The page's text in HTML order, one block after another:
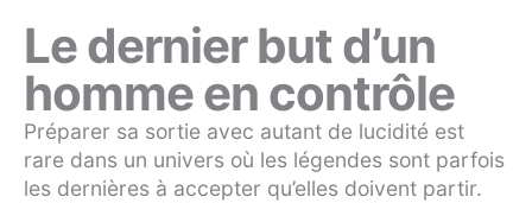
Le dernier but d’un
homme en contrôle
Préparer sa sortie avec autant de lucidité est
rare dans un univers où les légendes sont parfois
les dernières à accepter qu’elles doivent partir.